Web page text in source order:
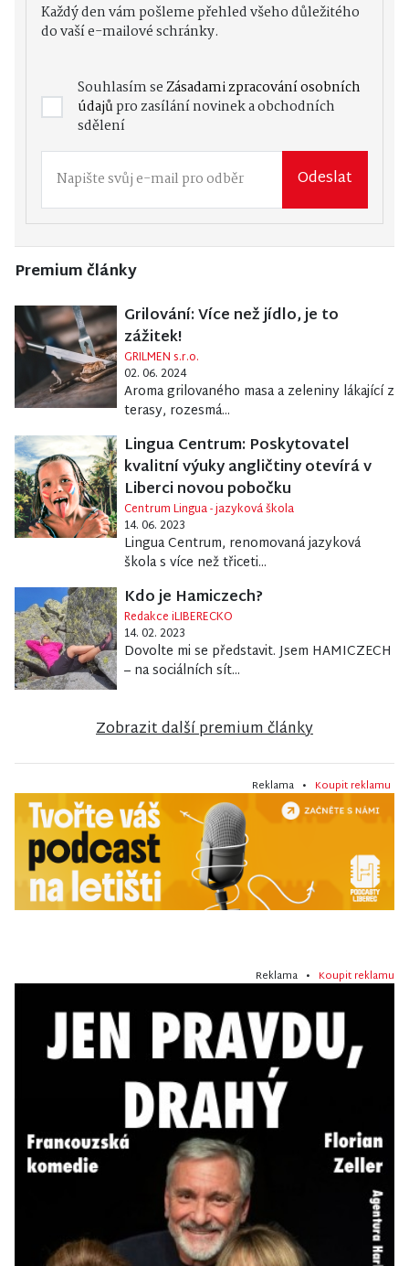
Každý den vám pošleme přehled všeho důležitého
do vaší e-mailové schránky.
Souhlasím seZásadami zpracování osobních
údajůpro zasílání novinek a obchodních
sdělení
Odeslat
Premium články
Grilování: Více než jídlo, je to
zážitek!
GRILMEN s.r.o.
02. 06. 2024
Aroma grilovaného masa a zeleniny lákající z
terasy, rozesmá...
Lingua Centrum: Poskytovatel
kvalitní výuky angličtiny otevírá v
Liberci novou pobočku
Centrum Lingua - jazyková škola
14. 06. 2023
Lingua Centrum, renomovaná jazyková
škola s více než třiceti...
Kdo je Hamiczech?
Redakce iLIBERECKO
14. 02. 2023
Dovolte mi se představit. Jsem HAMICZECH
– na sociálních sít...
Zobrazit další premium články
Reklama • Koupit reklamu
Reklama • Koupit reklamu